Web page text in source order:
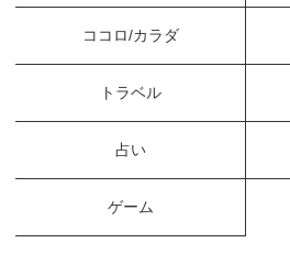
ココロ/カラダ
トラベル
占い
ゲーム